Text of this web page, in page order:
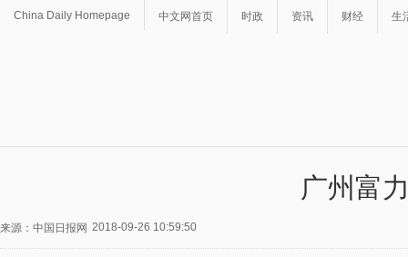
China Daily Homepage 中文网首页 时政 资讯 财经 生
广州富
来源：中国日报网 2018-09-26 10:59:50